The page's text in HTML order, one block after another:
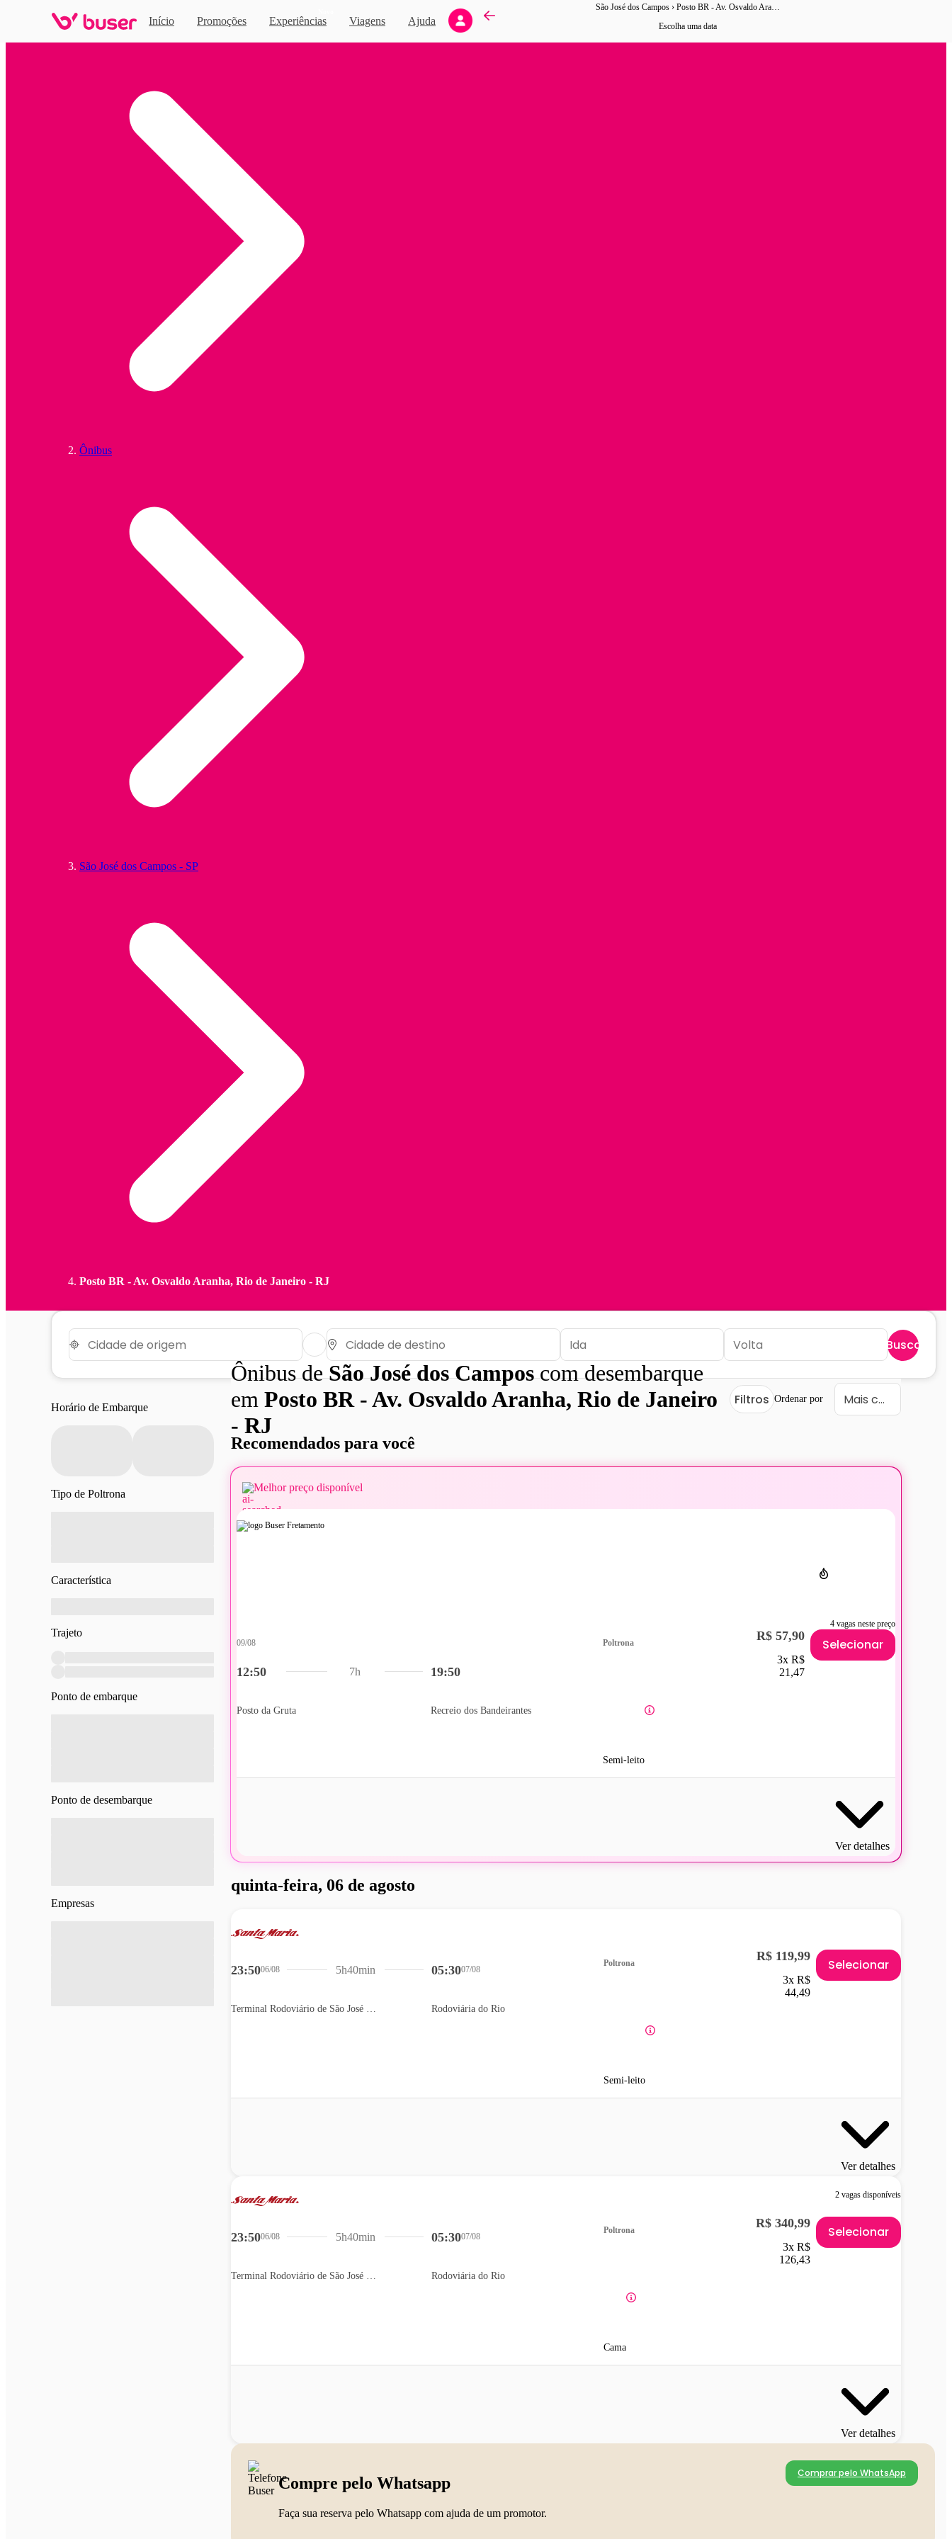
Início Promoções Experiências Viagens Ajuda
São José dos Campos › Posto BR - Av. Osvaldo Aranha
Escolha uma data
Ônibus
São José dos Campos - SP
Posto BR - Av. Osvaldo Aranha, Rio de Janeiro - RJ
Buscar
Horário de Embarque
Tipo de Poltrona
Característica
Trajeto
Ponto de embarque
Ponto de desembarque
Empresas
Ônibus deSão José dos Camposcom desembarque
em Posto BR - Av. Osvaldo Aranha, Rio de Janeiro
- RJ
Filtros Ordenar por
Recomendados para você
Melhor preço disponível
4 vagas neste preço
12:50
09/08
Posto da Gruta
19:50
Recreio dos Bandeirantes
7h
Poltrona
Semi-leito
R$ 57,90
3x R$
21,47
Selecionar
Ver detalhes
quinta-feira, 06 de agosto
23:5006/08 05:3007/08
Rodoviária do Rio
5h40min
Poltrona
Semi-leito
R$ 119,99
3x R$
44,49
Selecionar
Ver detalhes
2 vagas disponíveis
23:5006/08 05:3007/08
Rodoviária do Rio
5h40min
Poltrona
Cama
R$ 340,99
3x R$
126,43
Selecionar
Ver detalhes
Compre pelo Whatsapp
Faça sua reserva pelo Whatsapp com ajuda de um promotor.
Comprar pelo WhatsApp